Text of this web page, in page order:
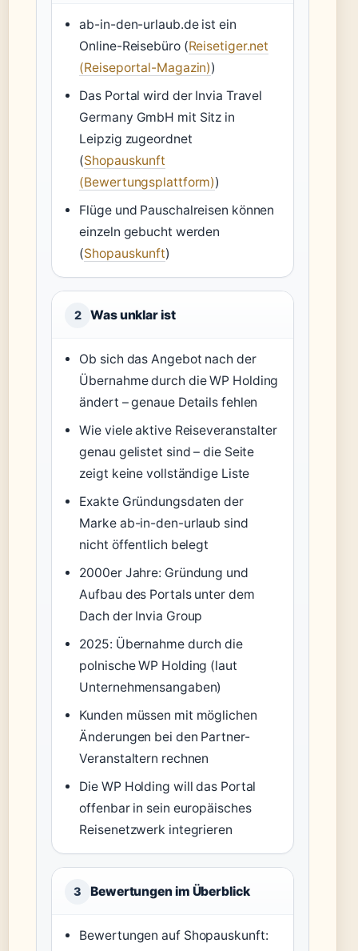
ab-in-den-urlaub.de ist ein
Online-Reisebüro (Reisetiger.net
(Reiseportal-Magazin))
Das Portal wird der Invia Travel
Germany GmbH mit Sitz in
Leipzig zugeordnet
(Shopauskunft
(Bewertungsplattform))
Flüge und Pauschalreisen können
einzeln gebucht werden
(Shopauskunft)
2 Was unklar ist
Ob sich das Angebot nach der
Übernahme durch die WP Holding
ändert – genaue Details fehlen
Wie viele aktive Reiseveranstalter
genau gelistet sind – die Seite
zeigt keine vollständige Liste
Exakte Gründungsdaten der
Marke ab-in-den-urlaub sind
nicht öffentlich belegt
2000er Jahre: Gründung und
Aufbau des Portals unter dem
Dach der Invia Group
2025: Übernahme durch die
polnische WP Holding (laut
Unternehmensangaben)
Kunden müssen mit möglichen
Änderungen bei den Partner-
Veranstaltern rechnen
Die WP Holding will das Portal
offenbar in sein europäisches
Reisenetzwerk integrieren
3 Bewertungen im Überblick
Bewertungen auf Shopauskunft: